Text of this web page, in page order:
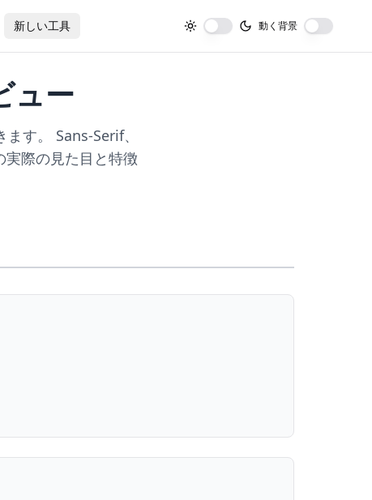
新しい工具 動く背景
ュー
す。 Sans-Serif、
際の見た目と特徴